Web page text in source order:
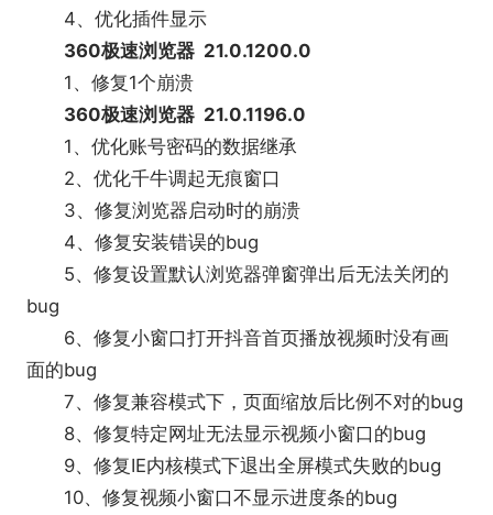
4、优化插件显示
360极速浏览器 21.0.1200.0
1、修复1个崩溃
360极速浏览器 21.0.1196.0
1、优化账号密码的数据继承
2、优化千牛调起无痕窗口
3、修复浏览器启动时的崩溃
4、修复安装错误的bug
5、修复设置默认浏览器弹窗弹出后无法关闭的
bug
6、修复小窗口打开抖音首页播放视频时没有画
面的bug
7、修复兼容模式下，页面缩放后比例不对的bug
8、修复特定网址无法显示视频小窗口的bug
9、修复IE内核模式下退出全屏模式失败的bug
10、修复视频小窗口不显示进度条的bug